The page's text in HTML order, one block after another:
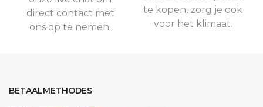
direct contact met
ons op te nemen.
te kopen, zorg je ook
voor het klimaat.
BETAALMETHODES